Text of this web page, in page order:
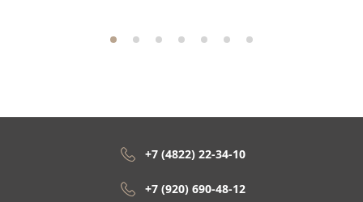
+7 (4822) 22-34-10
+7 (920) 690-48-12